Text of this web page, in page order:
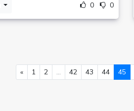
0 0
« 1 2 ... 42 43 44 45